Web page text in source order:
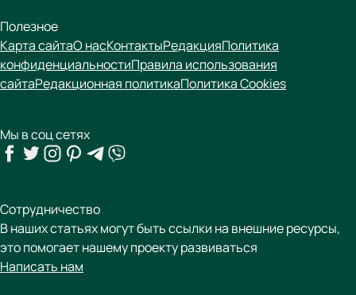
Полезное
Карта сайтаО насКонтактыРедакцияПолитика
конфиденциальностиПравила использования
сайтаРедакционная политикаПолитика Cookies
Мы в соц сетях
Сотрудничество
В наших статьях могут быть ссылки на внешние ресурсы,
это помогает нашему проекту развиваться
Написать нам